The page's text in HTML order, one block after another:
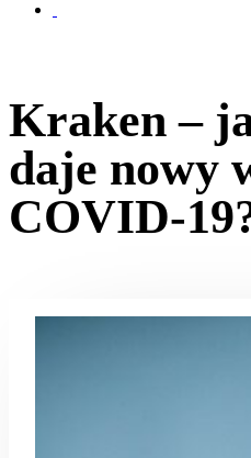
Kraken –
daje nowy
COVID-